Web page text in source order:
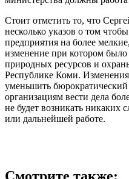
Стоит отметить то, что
несколько указов о том
предприятия на более
изменение при котором было
природных ресурсов и
Республике Коми.
уменьшить бюрократический
организациям вести дела
не будет возникать никаких
или дальнейшей работе.